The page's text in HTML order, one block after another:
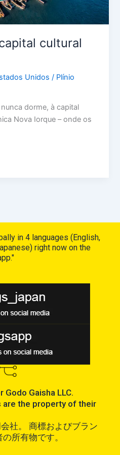
cultural
Unidos / Plínio
dorme, à capital
Nova Iorque – onde os
in 4 languages (English,
right now on the
Gaisha LLC.
are the property of their
社。 商標およびブラン
所有物です。